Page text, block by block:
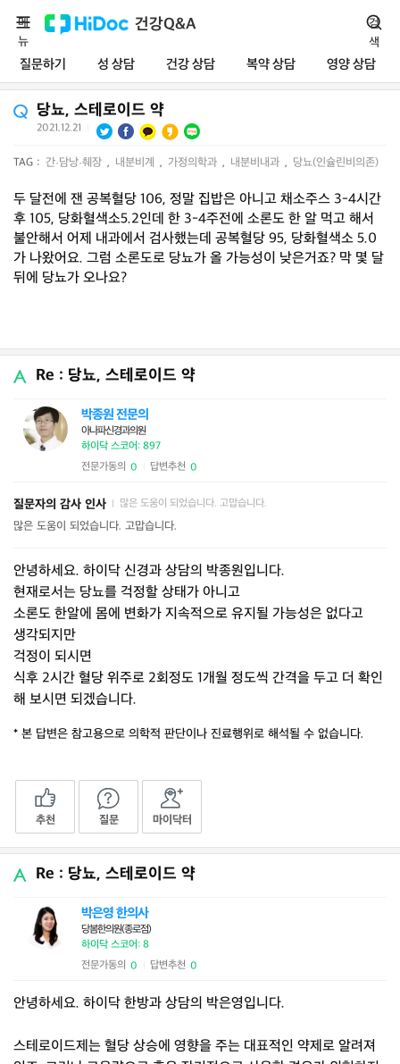
건강Q&A
질문하기 성 상담 건강 상담 복약 상담 영양 상담
메
뉴
검
색
당뇨, 스테로이드 약
2021.12.21
TAG : 간·담낭·췌장 , 내분비계 , 가정의학과 , 내분비내과 , 당뇨(인슐린비의존)
두 달전에 잰 공복혈당 106, 정말 집밥은 아니고 채소주스 3-4시간
후 105, 당화혈색소5.2인데 한 3-4주전에 소론도 한 알 먹고 해서
불안해서 어제 내과에서 검사했는데 공복혈당 95, 당화혈색소 5.0
가 나왔어요. 그럼 소론도로 당뇨가 올 가능성이 낮은거죠? 막 몇 달
뒤에 당뇨가 오나요?
Re : 당뇨, 스테로이드 약
박종원 전문의
아나파신경과의원
하이닥 스코어: 897
전문가동의 0 답변추천 0
질문자의 감사 인사 많은 도움이 되었습니다. 고맙습니다.
많은 도움이 되었습니다. 고맙습니다.
안녕하세요. 하이닥 신경과 상담의 박종원입니다.
현재로서는 당뇨를 걱정할 상태가 아니고
소론도 한알에 몸에 변화가 지속적으로 유지될 가능성은 없다고
생각되지만
걱정이 되시면
식후 2시간 혈당 위주로 2회정도 1개월 정도씩 간격을 두고 더 확인
해 보시면 되겠습니다.
* 본 답변은 참고용으로 의학적 판단이나 진료행위로 해석될 수 없습니다.
추천 질문 마이닥터
Re : 당뇨, 스테로이드 약
박은영 한의사
당봄한의원(종로점)
하이닥 스코어: 8
전문가동의 0 답변추천 0
안녕하세요. 하이닥 한방과 상담의 박은영입니다.
스테로이드제는 혈당 상승에 영향을 주는 대표적인 약제로 알려져